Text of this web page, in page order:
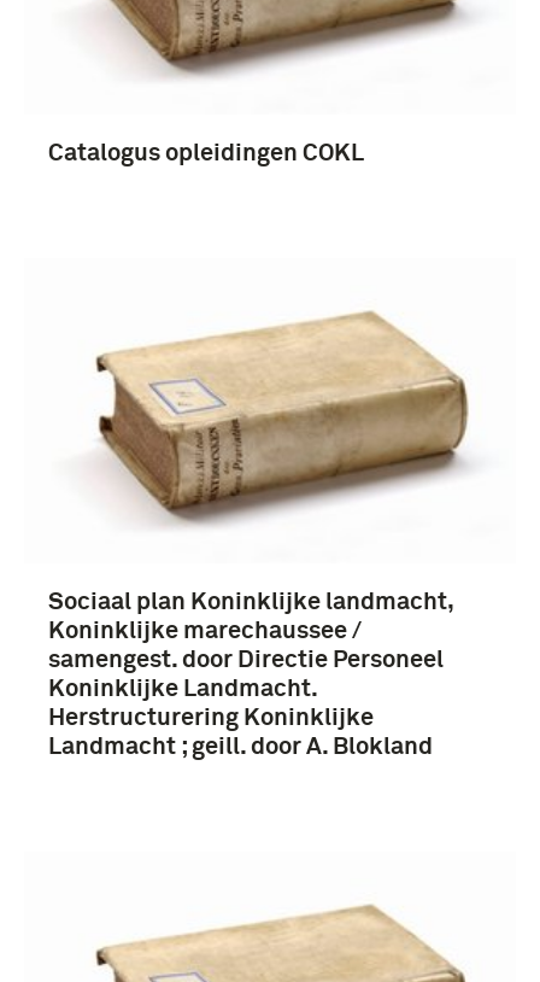
Catalogus opleidingen COKL
Sociaal plan Koninklijke landmacht,
Koninklijke marechaussee /
samengest. door Directie Personeel
Koninklijke Landmacht.
Herstructurering Koninklijke
Landmacht ; geill. door A. Blokland